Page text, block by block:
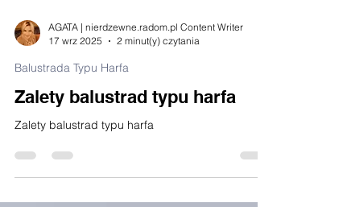
17 wrz 2025
2 minut(y) czytania
Balustrada Typu Harfa
Zalety balustrad typu harfa
Zalety balustrad typu harfa